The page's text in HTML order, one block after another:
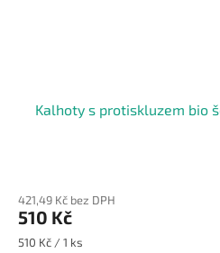
Kalhoty s protiskluzem bio
421,49 Kč bez DPH
510 Kč
Měrná
510 Kč / 1 ks